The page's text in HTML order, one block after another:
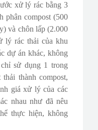
xử lý rác bằng 3
phân compost (500
và chôn lấp (2.000
lý rác thải của khu
dự án khác, không
sử dụng 1 trong
thành compost,
giá xử lý của các
nhau như đã nêu
thực hiện, không